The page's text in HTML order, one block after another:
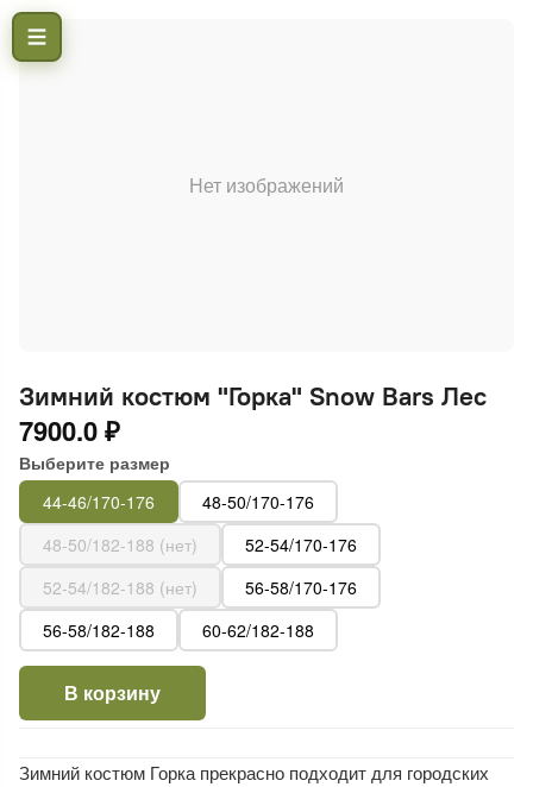
Нет изображений
Зимний костюм "Горка" Snow Bars Лес
7900.0 ₽
Выберите размер
44-46/170-176
48-50/170-176
48-50/182-188 (нет)
52-54/170-176
52-54/182-188 (нет)
56-58/170-176
56-58/182-188
60-62/182-188
В корзину
Зимний костюм Горка прекрасно подходит для городских